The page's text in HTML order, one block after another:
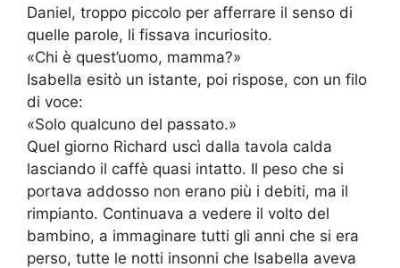
Daniel, troppo piccolo per afferrare il senso di
quelle parole, li fissava incuriosito.
«Chi è quest’uomo, mamma?»
Isabella esitò un istante, poi rispose, con un filo
di voce:
«Solo qualcuno del passato.»
Quel giorno Richard uscì dalla tavola calda
lasciando il caffè quasi intatto. Il peso che si
portava addosso non erano più i debiti, ma il
rimpianto. Continuava a vedere il volto del
bambino, a immaginare tutti gli anni che si era
perso, tutte le notti insonni che Isabella aveva